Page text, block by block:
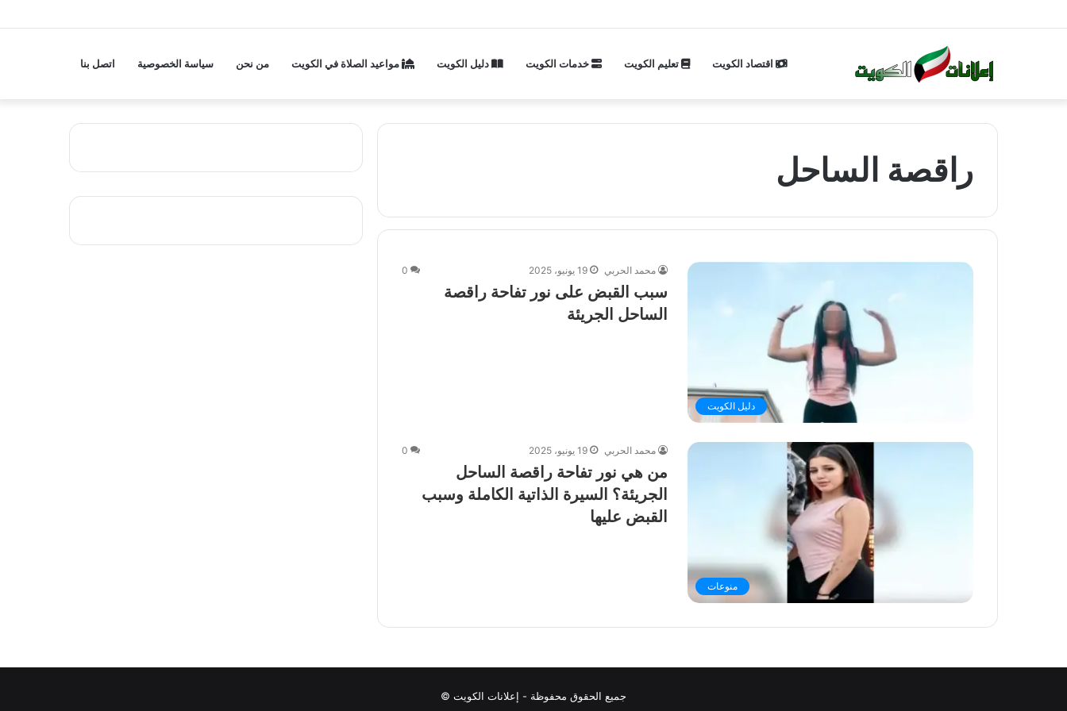
اقتصاد الكويت تعليم الكويت خدمات الكويت دليل الكويت مواعيد الصلاة في الكويت من نحن سياسة الخصوصية اتصل بنا
راقصة الساحل
دليل الكويت
محمد الحربي 19 يونيو، 2025 0
سبب القبض على نور تفاحة راقصة
الساحل الجريئة
منوعات
محمد الحربي 19 يونيو، 2025 0
من هي نور تفاحة راقصة الساحل
الجريئة؟ السيرة الذاتية الكاملة وسبب
القبض عليها
جميع الحقوق محفوظة - إعلانات الكويت ©